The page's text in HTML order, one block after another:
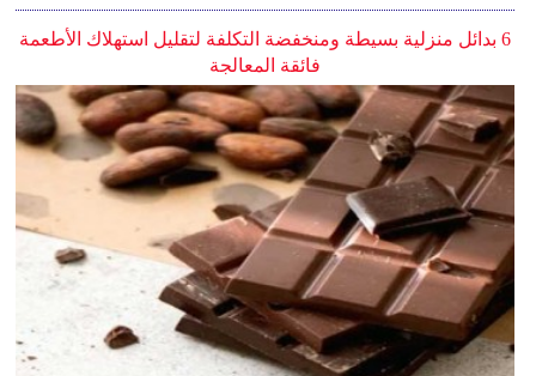
6 بدائل منزلية بسيطة ومنخفضة التكلفة لتقليل استهلاك الأطعمة
فائقة المعالجة